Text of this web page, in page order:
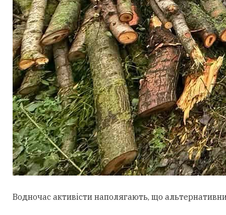
Водночас активісти наполягають, що